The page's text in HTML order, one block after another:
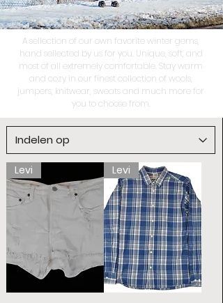
A sellection of our own favorite winter gems,
hand sellected by us for you. Unique, soft, and
most of all extremely comfortable. Stay warm
and cozy in our finest collection of wools,
jumpers, knitwear, sweats and much more for
you to choose from.
Levi Levi